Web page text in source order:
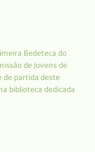
Bedeteca do
de Jovens de
de partida deste
biblioteca dedicada